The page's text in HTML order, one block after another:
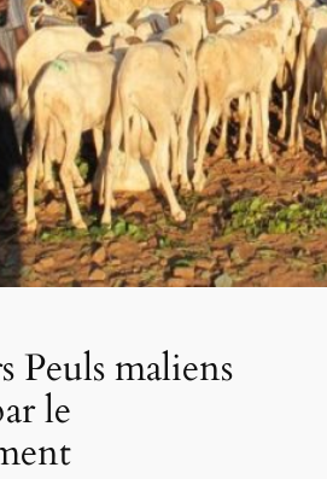
Peuls maliens
le